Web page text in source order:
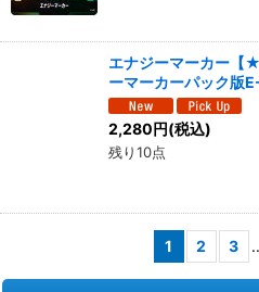
エナジーマーカー【
ーマーカーパック版
2,280円(税込)
残り10点
1 2 3